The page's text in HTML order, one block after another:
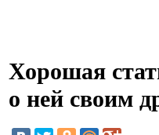
Хорошая
о ней своим